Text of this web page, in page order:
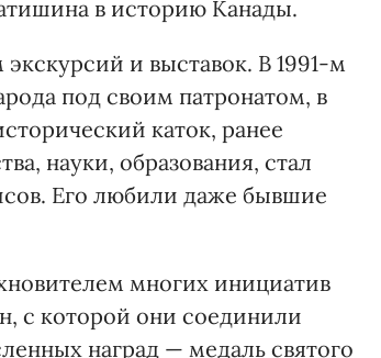
в историю Канады.
и выставок. В 1991-м
под своим патронатом, в
каток, ранее
науки, образования, стал
Его любили даже бывшие
многих инициатив
с которой они соединили
наград — медаль святого